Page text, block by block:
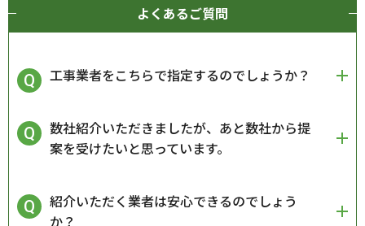
よくあるご質問
工事業者をこちらで指定するのでしょうか？
数社紹介いただきましたが、あと数社から提
案を受けたいと思っています。
紹介いただく業者は安心できるのでしょう
か？